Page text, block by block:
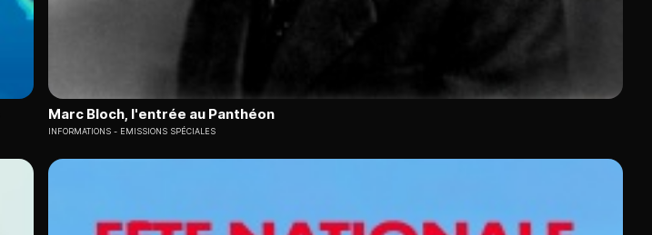
Marc Bloch, l'entrée au Panthéon
INFORMATIONS EMISSIONS SPÉCIALES